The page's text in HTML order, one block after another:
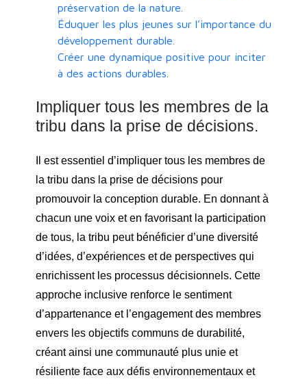
préservation de la nature.
Éduquer les plus jeunes sur l’importance du
développement durable.
Créer une dynamique positive pour inciter
à des actions durables.
Impliquer tous les membres de la
tribu dans la prise de décisions.
Il est essentiel d’impliquer tous les membres de
la tribu dans la prise de décisions pour
promouvoir la conception durable. En donnant à
chacun une voix et en favorisant la participation
de tous, la tribu peut bénéficier d’une diversité
d’idées, d’expériences et de perspectives qui
enrichissent les processus décisionnels. Cette
approche inclusive renforce le sentiment
d’appartenance et l’engagement des membres
envers les objectifs communs de durabilité,
créant ainsi une communauté plus unie et
résiliente face aux défis environnementaux et